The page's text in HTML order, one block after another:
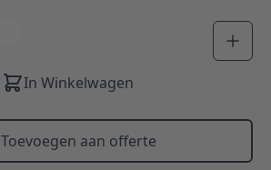
In Winkelwagen
Toevoegen aan offerte